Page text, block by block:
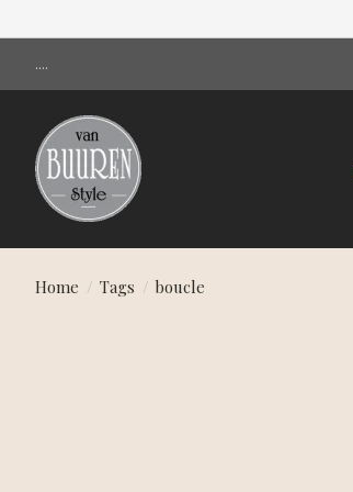
....
Home / Tags / boucle